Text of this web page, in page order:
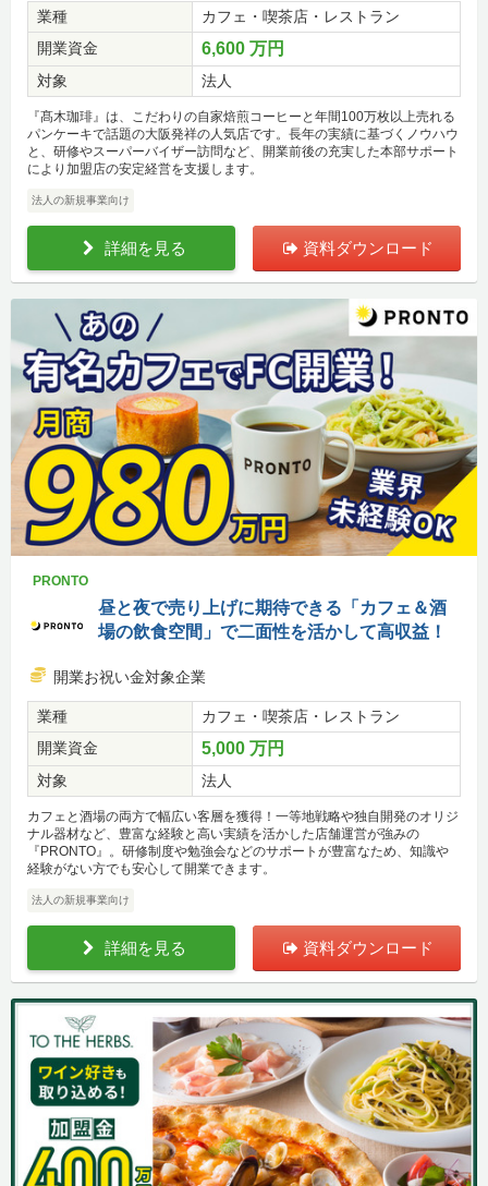
業種
カフェ・喫茶店・レストラン
開業資金
6,600 万円
対象 法人
『髙木珈琲』は、こだわりの自家焙煎コーヒーと年間100万枚以上売れる
パンケーキで話題の大阪発祥の人気店です。長年の実績に基づくノウハウ
と、研修やスーパーバイザー訪問など、開業前後の充実した本部サポート
により加盟店の安定経営を支援します。
法人の新規事業向け
詳細を見る 資料ダウンロード
PRONTO
昼と夜で売り上げに期待できる「カフェ＆酒
場の飲食空間」で二面性を活かして高収益！
開業お祝い金対象企業
業種
カフェ・喫茶店・レストラン
開業資金
5,000 万円
対象 法人
カフェと酒場の両方で幅広い客層を獲得！一等地戦略や独自開発のオリジ
ナル器材など、豊富な経験と高い実績を活かした店舗運営が強みの
『PRONTO』。研修制度や勉強会などのサポートが豊富なため、知識や
経験がない方でも安心して開業できます。
法人の新規事業向け
詳細を見る 資料ダウンロード